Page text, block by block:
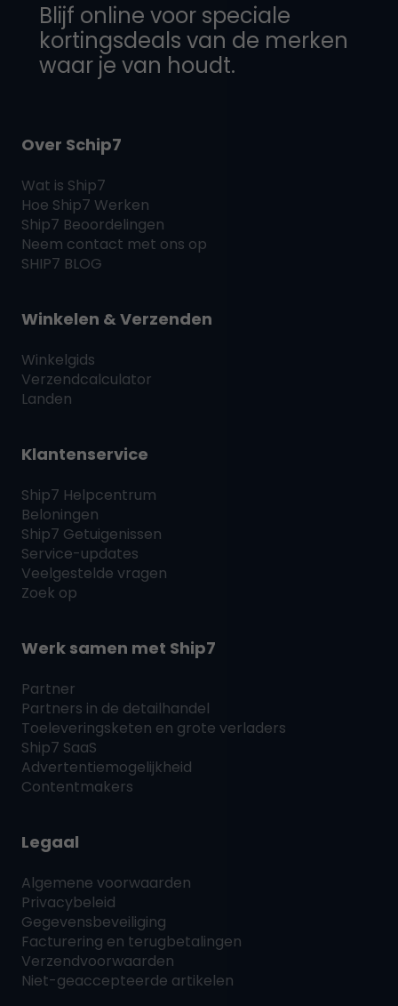
Blijf online voor speciale
kortingsdeals van de merken
waar je van houdt.
Over Schip7
Wat is Ship7
Hoe Ship7 Werken
Ship7 Beoordelingen
Neem contact met ons op
SHIP7 BLOG
Winkelen & Verzenden
Winkelgids
Verzendcalculator
Landen
Klantenservice
Ship7 Helpcentrum
Beloningen
Ship7 Getuigenissen
Service-updates
Veelgestelde vragen
Zoek op
Werk samen met Ship7
Partner
Partners in de detailhandel
Toeleveringsketen en grote verladers
Ship7 SaaS
Advertentiemogelijkheid
Contentmakers
Legaal
Algemene voorwaarden
Privacybeleid
Gegevensbeveiliging
Facturering en terugbetalingen
Verzendvoorwaarden
Niet-geaccepteerde artikelen